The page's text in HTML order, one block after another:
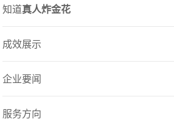
知道真人炸金花
成效展示
企业要闻
服务方向